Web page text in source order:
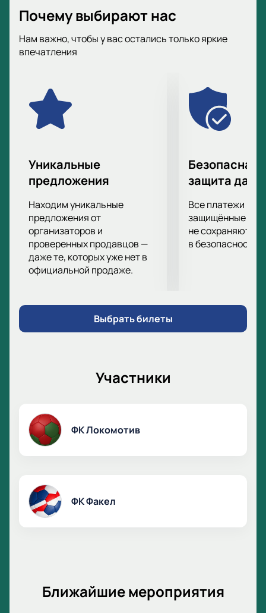
Почему выбирают нас
Нам важно, чтобы у вас остались только яркие
впечатления
Уникальные
предложения
Находим уникальные
предложения от
организаторов и
проверенных продавцов —
даже те, которых уже нет в
официальной продаже.
Безопасная
защита
Все платежи
защищённые
не сохраняются
в безопасности.
Выбрать билеты
Участники
ФК Локомотив
ФК Факел
Ближайшие мероприятия